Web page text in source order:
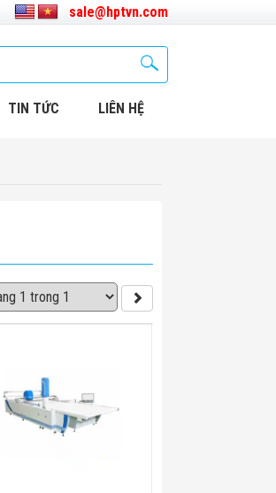
sale@hptvn.com
TIN TỨC LIÊN HỆ